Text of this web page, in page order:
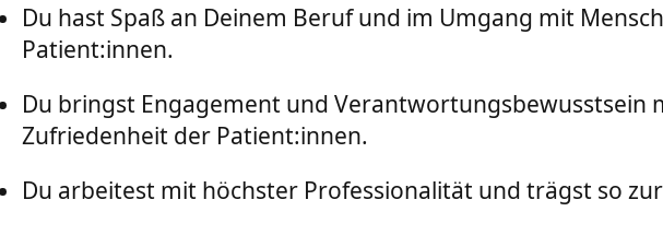
Du hast Spaß an Deinem Beruf und im Umgang mit
Patient:innen.
Du bringst Engagement und
Zufriedenheit der Patient:innen.
Du arbeitest mit höchster Professionalität und trägst so